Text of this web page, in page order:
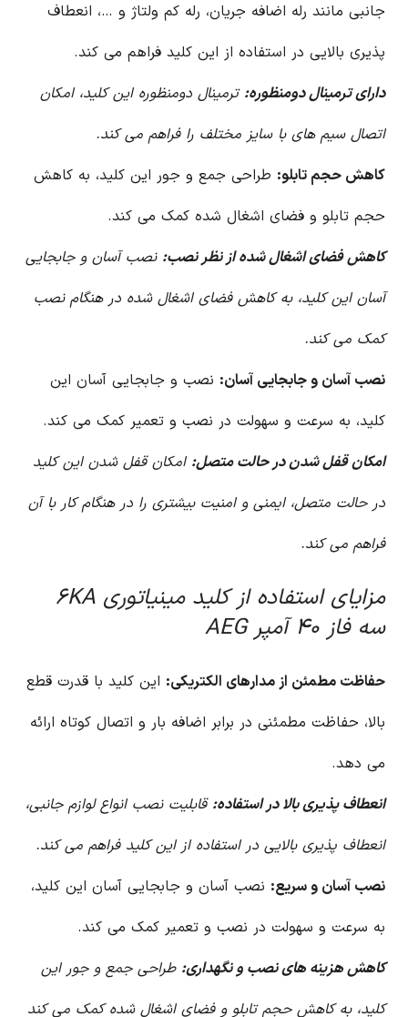
جانبی مانند رله اضافه جریان، رله کم ولتاژ و …، انعطاف
پذیری بالایی در استفاده از این کلید فراهم می کند.
دارای ترمینال دومنظوره: ترمینال دومنظوره این کلید، امکان
اتصال سیم های با سایز مختلف را فراهم می کند.
کاهش حجم تابلو: طراحی جمع و جور این کلید، به کاهش
حجم تابلو و فضای اشغال شده کمک می کند.
کاهش فضای اشغال شده از نظر نصب: نصب آسان و جابجایی
آسان این کلید، به کاهش فضای اشغال شده در هنگام نصب
کمک می کند.
نصب آسان و جابجایی آسان: نصب و جابجایی آسان این
کلید، به سرعت و سهولت در نصب و تعمیر کمک می کند.
امکان قفل شدن در حالت متصل: امکان قفل شدن این کلید
در حالت متصل، ایمنی و امنیت بیشتری را در هنگام کار با آن
فراهم می کند.
مزایای استفاده از کلید مینیاتوری ۶KA
سه فاز ۴۰ آمپر AEG
حفاظت مطمئن از مدارهای الکتریکی: این کلید با قدرت قطع
بالا، حفاظت مطمئنی در برابر اضافه بار و اتصال کوتاه ارائه
می دهد.
انعطاف پذیری بالا در استفاده: قابلیت نصب انواع لوازم جانبی،
انعطاف پذیری بالایی در استفاده از این کلید فراهم می کند.
نصب آسان و سریع: نصب آسان و جابجایی آسان این کلید،
به سرعت و سهولت در نصب و تعمیر کمک می کند.
کاهش هزینه های نصب و نگهداری: طراحی جمع و جور این
کلید، به کاهش حجم تابلو و فضای اشغال شده کمک می کند